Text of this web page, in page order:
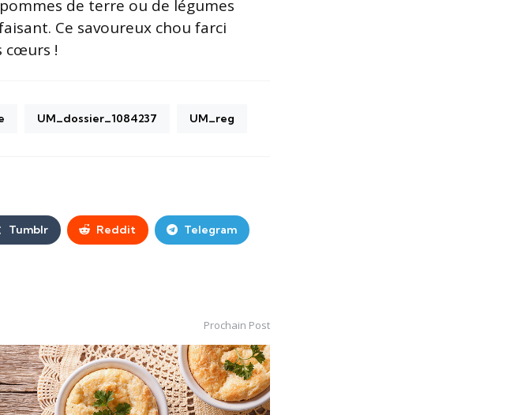
de terre ou de légumes
Ce savoureux chou farci
cœurs !
UM_dossier_1084237 UM_reg
Tumblr Reddit Telegram
Prochain Post